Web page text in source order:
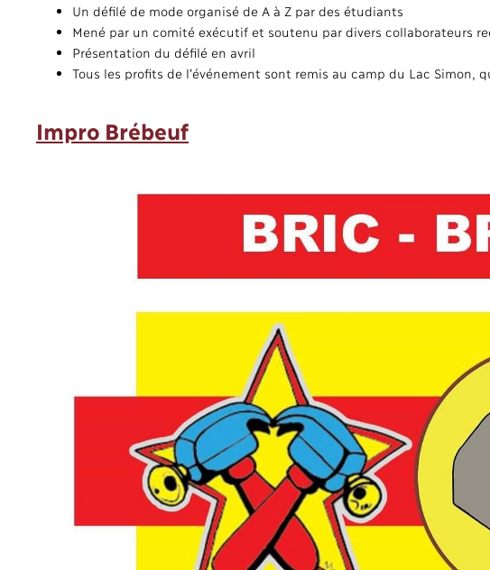
Un défilé de mode organisé de A à Z par des étudiants
Mené par un comité exécutif et soutenu par divers collaborateurs
Présentation du défilé en avril
Tous les profits de l’événement sont remis au camp du Lac Simon,
Impro Brébeuf